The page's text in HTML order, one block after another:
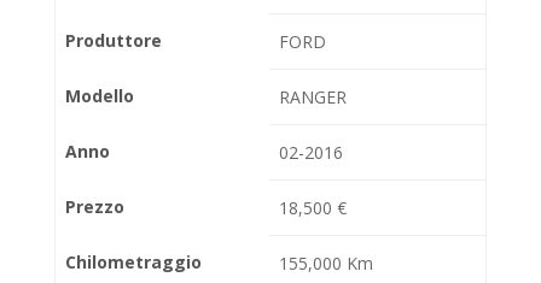
Produttore FORD
Modello RANGER
Anno 02-2016
Prezzo 18,500 €
Chilometraggio 155,000 Km